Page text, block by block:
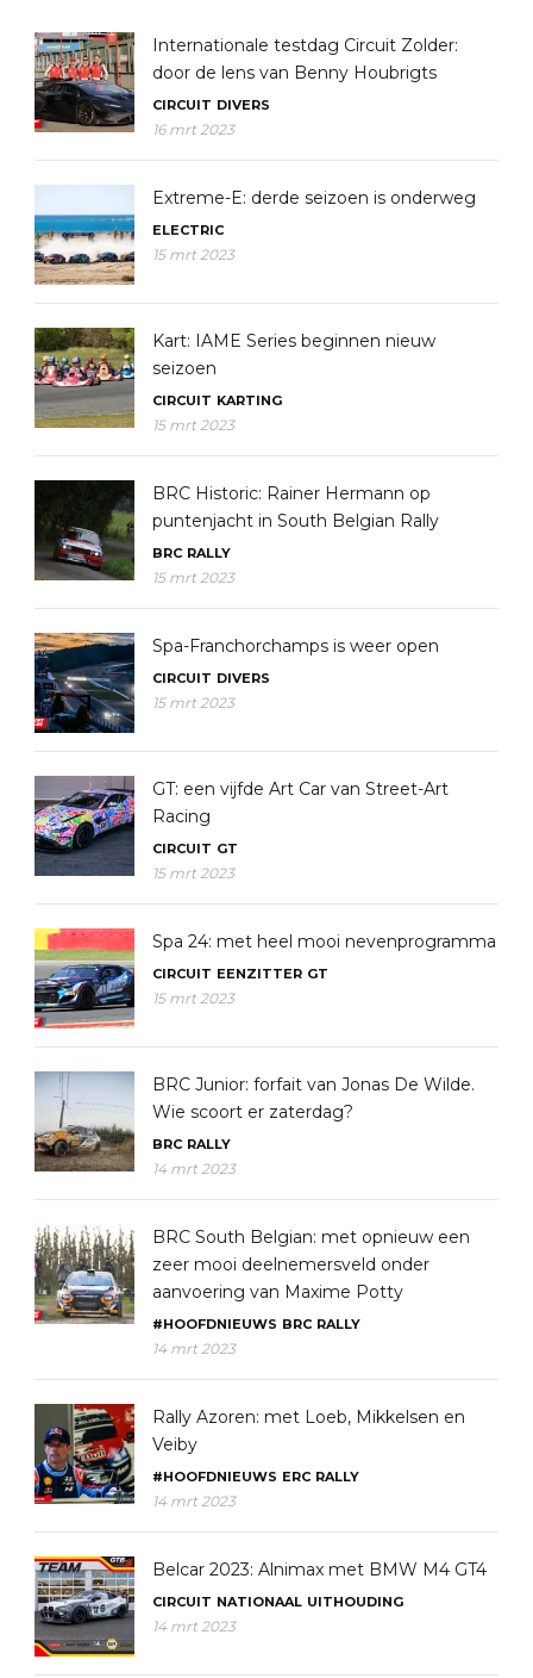
Internationale testdag Circuit Zolder:
door de lens van Benny Houbrigts
CIRCUIT DIVERS
16 mrt 2023
Extreme-E: derde seizoen is onderweg
ELECTRIC
15 mrt 2023
Kart: IAME Series beginnen nieuw
seizoen
CIRCUIT KARTING
15 mrt 2023
BRC Historic: Rainer Hermann op
puntenjacht in South Belgian Rally
BRC RALLY
15 mrt 2023
Spa-Franchorchamps is weer open
CIRCUIT DIVERS
15 mrt 2023
GT: een vijfde Art Car van Street-Art
Racing
CIRCUIT GT
15 mrt 2023
Spa 24: met heel mooi nevenprogramma
CIRCUIT EENZITTER GT
15 mrt 2023
BRC Junior: forfait van Jonas De Wilde.
Wie scoort er zaterdag?
BRC RALLY
14 mrt 2023
BRC South Belgian: met opnieuw een
zeer mooi deelnemersveld onder
aanvoering van Maxime Potty
#HOOFDNIEUWS BRC RALLY
14 mrt 2023
Rally Azoren: met Loeb, Mikkelsen en
Veiby
#HOOFDNIEUWS ERC RALLY
14 mrt 2023
Belcar 2023: Alnimax met BMW M4 GT4
CIRCUIT NATIONAAL UITHOUDING
14 mrt 2023